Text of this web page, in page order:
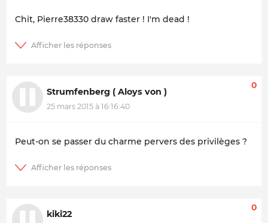
Chit, Pierre38330 draw faster ! I'm dead !
Strumfenberg ( Aloys von )
25 mars 2015 à 16:16:40
0
Peut-on se passer du charme pervers des privilèges ?
kiki22
0